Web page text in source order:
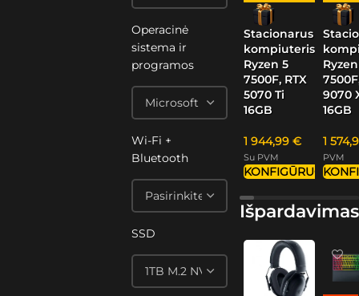
Operacinė
sistema ir
programos
Wi-Fi +
Bluetooth
SSD
Stacionarus
kompiuteris
Ryzen 5
7500F, RTX
5070 Ti
16GB
1 944,99 €
Su PVM
KONFIGŪRUOTI
9070
16GB
1
PVM
Išpardavimas